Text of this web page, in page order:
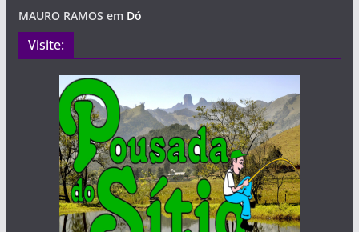
MAURO RAMOS em Dó
Visite: